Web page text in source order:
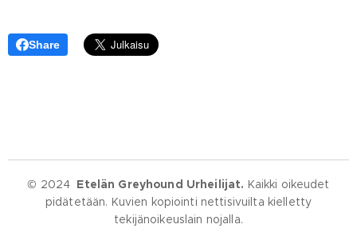
Share
© 2024 Etelän Greyhound Urheilijat. Kaikki oikeudet
pidätetään. Kuvien kopiointi nettisivuilta kielletty
tekijänoikeuslain nojalla.